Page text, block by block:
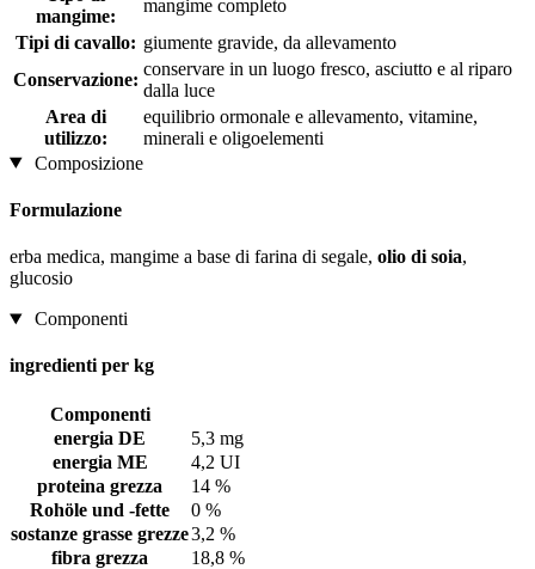
mangime:
mangime completo
Tipi di cavallo: giumente gravide, da allevamento
Conservazione:
conservare in un luogo fresco, asciutto e al riparo
dalla luce
Area di
utilizzo:
equilibrio ormonale e allevamento, vitamine,
minerali e oligoelementi
Composizione
Formulazione
erba medica, mangime a base di farina di segale, olio di soia,
glucosio
Componenti
ingredienti per kg
Componenti
energia DE
5,3 mg
energia ME
4,2 UI
proteina grezza
14 %
Rohöle und -fette
0 %
sostanze grasse grezze3,2 %
fibra grezza
18,8 %